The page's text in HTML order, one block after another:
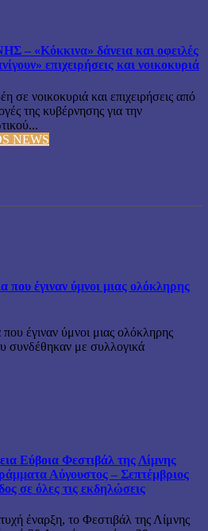
«Κόκκινα» δάνεια και οφειλές
επιχειρήσεις και νοικοκυριά
σε νοικοκυριά και επιχειρήσεις από
της κυβέρνησης για την
NEWS
που έγιναν ύμνοι μιας ολόκληρης
έγιναν ύμνοι μιας ολόκληρης
συνδέθηκαν με συλλογικά
Εύβοια Φεστιβάλ της Λίμνης
Αύγουστος – Σεπτέμβριος
σε όλες τις εκδηλώσεις
έναρξη, το Φεστιβάλ της Λίμνης